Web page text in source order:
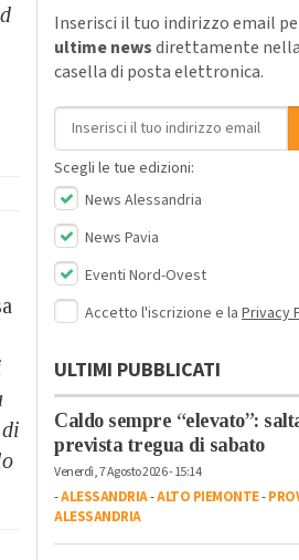
Inserisci il tuo indirizzo email
ultime newsdirettamente
casella di posta elettronica.
Indirizzo email
Scegli le tue edizioni:
News Alessandria
News Pavia
Eventi Nord-Ovest
Accetto l'iscrizione e la Privacy
ULTIMI PUBBLICATI
Caldo sempre “elevato”:
prevista tregua di sabato
Venerdì, 7 Agosto 2026 - 15:14
-ALESSANDRIA-ALTO PIEMONTE-
ALESSANDRIA